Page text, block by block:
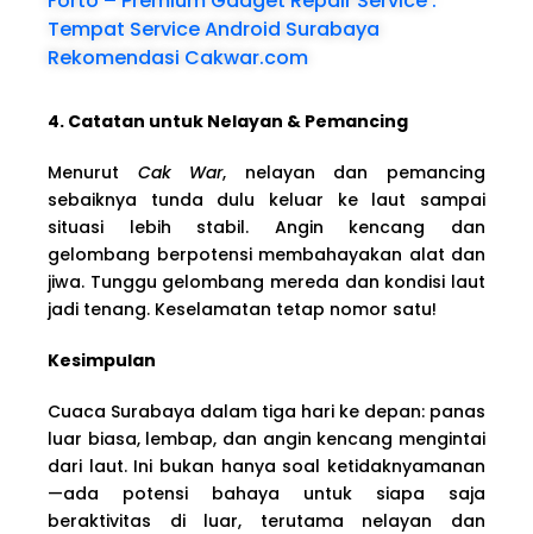
Tempat Service Android Surabaya
Rekomendasi Cakwar.com
4. Catatan untuk Nelayan & Pemancing
Menurut Cak War, nelayan dan pemancing
sebaiknya tunda dulu keluar ke laut sampai
situasi lebih stabil. Angin kencang dan
gelombang berpotensi membahayakan alat dan
jiwa. Tunggu gelombang mereda dan kondisi laut
jadi tenang. Keselamatan tetap nomor satu!
Kesimpulan
Cuaca Surabaya dalam tiga hari ke depan: panas
luar biasa, lembap, dan angin kencang mengintai
dari laut. Ini bukan hanya soal ketidaknyamanan
—ada potensi bahaya untuk siapa saja
beraktivitas di luar, terutama nelayan dan